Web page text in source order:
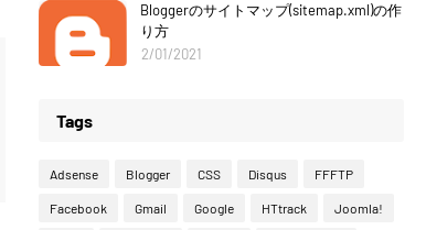
Bloggerのサイトマップ(sitemap.xml)の作
り方
2/01/2021
Tags
Adsense Blogger CSS Disqus FFFTP
Facebook Gmail Google HTtrack Joomla!